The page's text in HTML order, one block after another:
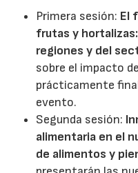
Primera sesión: El
frutas y
regiones y del
sobre el impacto
prácticamente
evento.
Segunda sesión:
alimentaria en el
de alimentos y